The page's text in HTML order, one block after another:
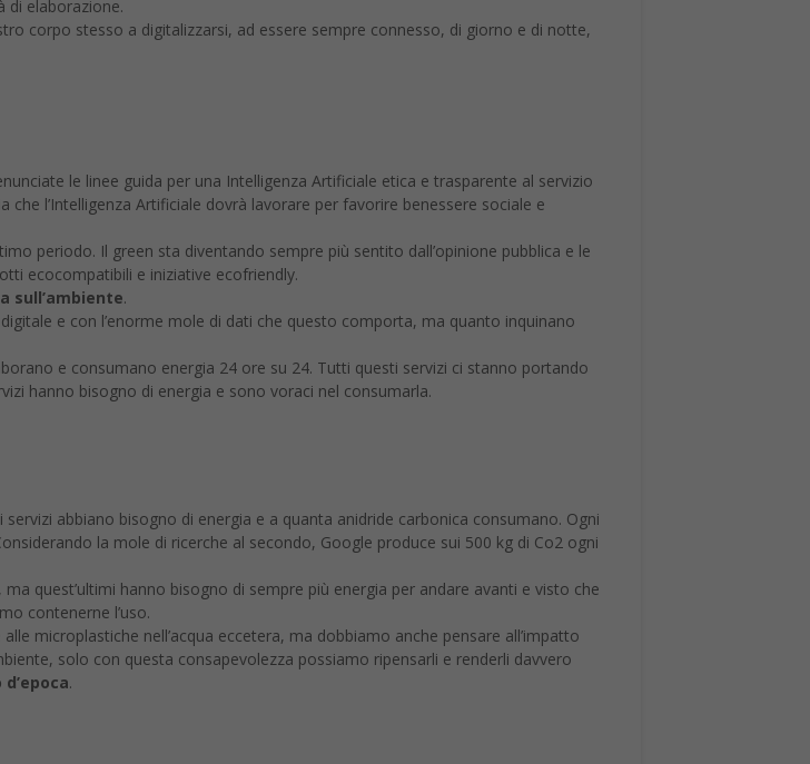
di elaborazione.
corpo stesso a digitalizzarsi, ad essere sempre connesso, di giorno e di notte,
le linee guida per una Intelligenza Artificiale etica e trasparente al servizio
l’Intelligenza Artificiale dovrà lavorare per favorire benessere sociale e
periodo. Il green sta diventando sempre più sentito dall’opinione pubblica e le
ecocompatibili e iniziative ecofriendly.
sull’ambiente.
e con l’enorme mole di dati che questo comporta, ma quanto inquinano
e consumano energia 24 ore su 24. Tutti questi servizi ci stanno portando
hanno bisogno di energia e sono voraci nel consumarla.
abbiano bisogno di energia e a quanta anidride carbonica consumano. Ogni
la mole di ricerche al secondo, Google produce sui 500 kg di Co2 ogni
quest’ultimi hanno bisogno di sempre più energia per andare avanti e visto che
contenerne l’uso.
microplastiche nell’acqua eccetera, ma dobbiamo anche pensare all’impatto
solo con questa consapevolezza possiamo ripensarli e renderli davvero
.